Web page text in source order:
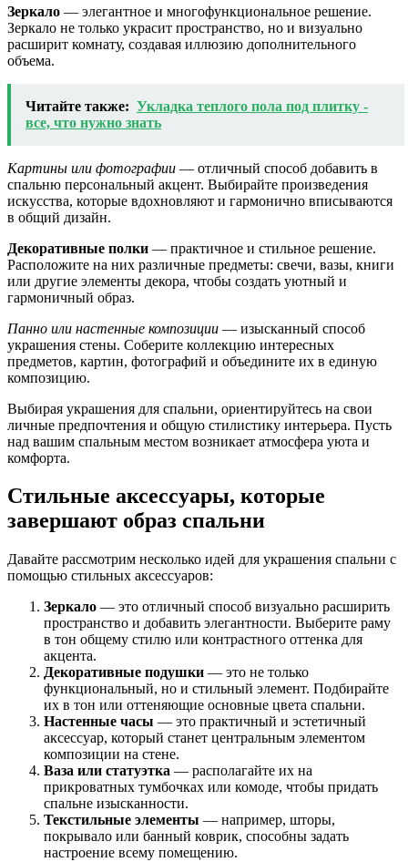
Зеркало — элегантное и многофункциональное решение.
Зеркало не только украсит пространство, но и визуально
расширит комнату, создавая иллюзию дополнительного
объема.
Читайте также: Укладка теплого пола под плитку -
все, что нужно знать
Картины или фотографии — отличный способ добавить в
спальню персональный акцент. Выбирайте произведения
искусства, которые вдохновляют и гармонично вписываются
в общий дизайн.
Декоративные полки — практичное и стильное решение.
Расположите на них различные предметы: свечи, вазы, книги
или другие элементы декора, чтобы создать уютный и
гармоничный образ.
Панно или настенные композиции — изысканный способ
украшения стены. Соберите коллекцию интересных
предметов, картин, фотографий и объедините их в единую
композицию.
Выбирая украшения для спальни, ориентируйтесь на свои
личные предпочтения и общую стилистику интерьера. Пусть
над вашим спальным местом возникает атмосфера уюта и
комфорта.
Стильные аксессуары, которые
завершают образ спальни
Давайте рассмотрим несколько идей для украшения спальни с
помощью стильных аксессуаров:
Зеркало — это отличный способ визуально расширить
пространство и добавить элегантности. Выберите раму
в тон общему стилю или контрастного оттенка для
акцента.
Декоративные подушки — это не только
функциональный, но и стильный элемент. Подбирайте
их в тон или оттеняющие основные цвета спальни.
Настенные часы — это практичный и эстетичный
аксессуар, который станет центральным элементом
композиции на стене.
Ваза или статуэтка — располагайте их на
прикроватных тумбочках или комоде, чтобы придать
спальне изысканности.
Текстильные элементы — например, шторы,
покрывало или банный коврик, способны задать
настроение всему помещению.